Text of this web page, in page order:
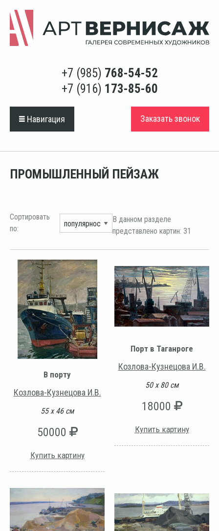
+7 (985) 768-54-52
+7 (916) 173-85-60
Навигация Заказать звонок
ПРОМЫШЛЕННЫЙ ПЕЙЗАЖ
Сортировать
по:
В данном разделе
представлено картин: 31
В порту
Козлова-Кузнецова И.В.
55 х 46 см
50000
Купить картину
Порт в Таганроге
Козлова-Кузнецова И.В.
50 х 80 см
18000
Купить картину